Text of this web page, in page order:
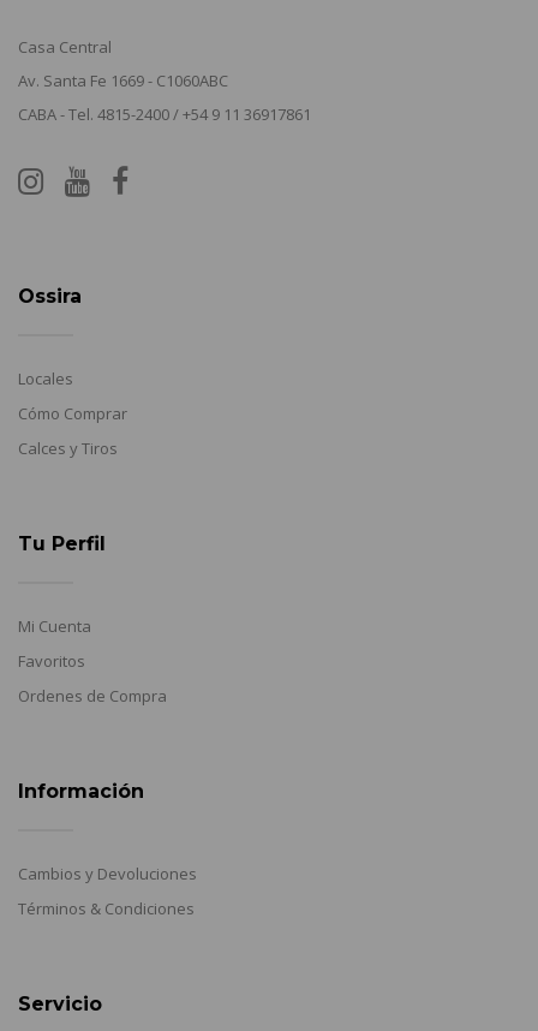
Casa Central
Av. Santa Fe 1669 - C1060ABC
CABA - Tel. 4815-2400 / +54 9 11 36917861
Ossira
Locales
Cómo Comprar
Calces y Tiros
Tu Perfil
Mi Cuenta
Favoritos
Ordenes de Compra
Información
Cambios y Devoluciones
Términos & Condiciones
Servicio